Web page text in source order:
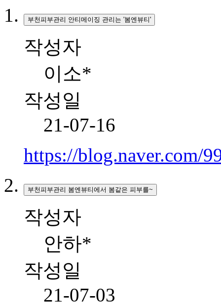
부천피부관리 안티메이징 관리는 '봄엔뷰티'
작성자
이소*
작성일
21-07-16
https://blog.naver.com/
부천피부관리 봄엔뷰티에서 봄같은 피부를~
작성자
안하*
작성일
21-07-03